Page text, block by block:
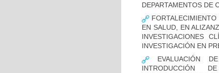
DEPARTAMENTOS DE
EN SALUD, EN
INVESTIGACIONES
INVESTIGACIÓN EN
EVALUACIÓN
INTRODUCCIÓN